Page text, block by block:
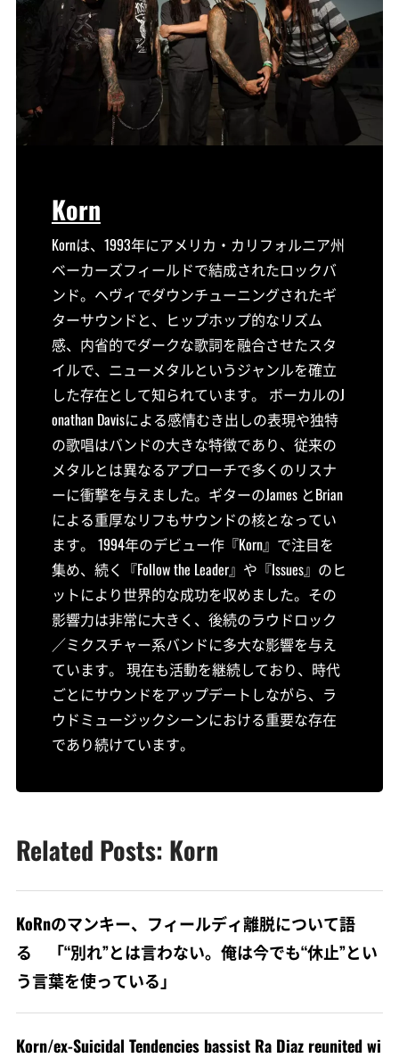
Korn
Kornは、1993年にアメリカ・カリフォルニア州
ベーカーズフィールドで結成されたロックバ
ンド。ヘヴィでダウンチューニングされたギ
ターサウンドと、ヒップホップ的なリズム
感、内省的でダークな歌詞を融合させたスタ
イルで、ニューメタルというジャンルを確立
した存在として知られています。 ボーカルのJ
onathan Davisによる感情むき出しの表現や独特
の歌唱はバンドの大きな特徴であり、従来の
メタルとは異なるアプローチで多くのリスナ
ーに衝撃を与えました。ギターのJames とBrian
による重厚なリフもサウンドの核となってい
ます。 1994年のデビュー作『Korn』で注目を
集め、続く『Follow the Leader』や『Issues』のヒ
ットにより世界的な成功を収めました。その
影響力は非常に大きく、後続のラウドロック
／ミクスチャー系バンドに多大な影響を与え
ています。 現在も活動を継続しており、時代
ごとにサウンドをアップデートしながら、ラ
ウドミュージックシーンにおける重要な存在
であり続けています。
Related Posts: Korn
KoRnのマンキー、フィールディ離脱について語
る 「“別れ”とは言わない。俺は今でも“休止”とい
う言葉を使っている」
Korn/ex-Suicidal Tendencies bassist Ra Diaz reunited wi